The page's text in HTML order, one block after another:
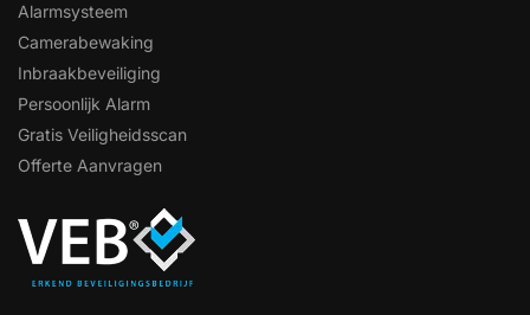
Alarmsysteem
Camerabewaking
Inbraakbeveiliging
Persoonlijk Alarm
Gratis Veiligheidsscan
Offerte Aanvragen